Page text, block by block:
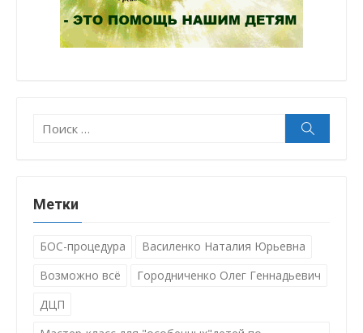
Поиск:
Метки
БОС-процедура
Василенко Наталия Юрьевна
Возможно всё
Городниченко Олег Геннадьевич
ДЦП